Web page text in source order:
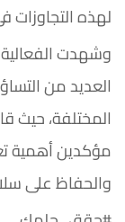
لهذه التجاوزات
وشهدت الفعالية
العديد من
المختلفة، حيث
مؤكدين أهمية
والحفاظ على